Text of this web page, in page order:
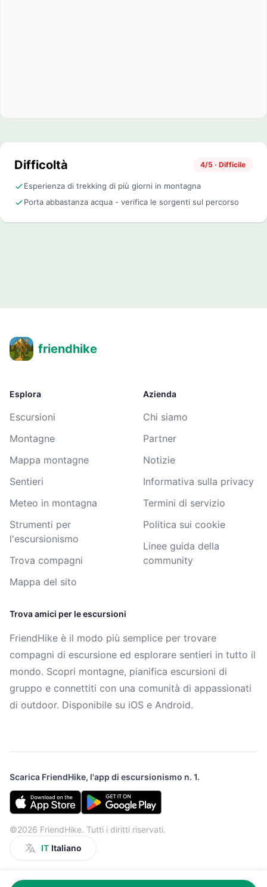
Difficoltà 4/5 · Difficile
Esperienza di trekking di più giorni in montagna
Porta abbastanza acqua - verifica le sorgenti sul percorso
friendhike
Esplora
Escursioni
Montagne
Mappa montagne
Sentieri
Meteo in montagna
Strumenti per
l'escursionismo
Trova compagni
Mappa del sito
Azienda
Chi siamo
Partner
Notizie
Informativa sulla privacy
Termini di servizio
Politica sui cookie
Linee guida della
community
Trova amici per le escursioni
FriendHike è il modo più semplice per trovare
compagni di escursione ed esplorare sentieri in tutto il
mondo. Scopri montagne, pianifica escursioni di
gruppo e connettiti con una comunità di appassionati
di outdoor. Disponibile su iOS e Android.
Scarica FriendHike, l'app di escursionismo n. 1.
©2026 FriendHike. Tutti i diritti riservati.
IT Italiano